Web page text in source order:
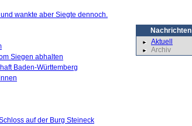
wankte aber Siegte dennoch.
Siegen abhalten
Baden-Württemberg
auf der Burg Steineck
Nachrichten
Aktuell
Archiv